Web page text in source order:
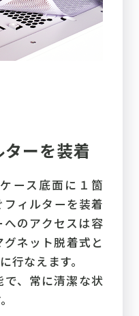
ーを装着
ース底面に１箇
フィルターを装着
へのアクセスは容
ネット脱着式と
行なえます。
で、常に清潔な状